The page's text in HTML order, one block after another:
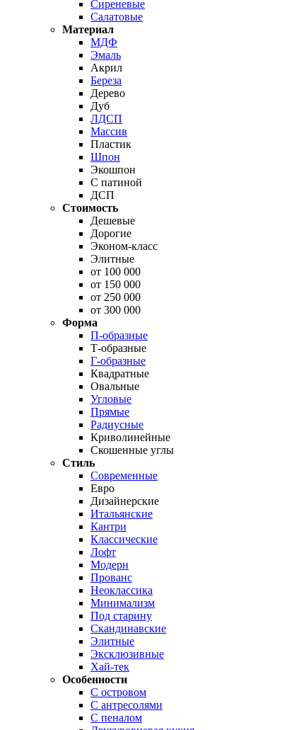
Сиреневые
Салатовые
Материал
МДФ
Эмаль
Акрил
Береза
Дерево
Дуб
ЛДСП
Массив
Пластик
Шпон
Экошпон
С патиной
ДСП
Стоимость
Дешевые
Дорогие
Эконом-класс
Элитные
от 100 000
от 150 000
от 250 000
от 300 000
Форма
П-образные
Т-образные
Г-образные
Квадратные
Овальные
Угловые
Прямые
Радиусные
Криволинейные
Скошенные углы
Стиль
Современные
Евро
Дизайнерские
Итальянские
Кантри
Классические
Лофт
Модерн
Прованс
Неоклассика
Минимализм
Под старину
Скандинавские
Элитные
Эксклюзивные
Хай-тек
Особенности
С островом
С антресолями
С пеналом